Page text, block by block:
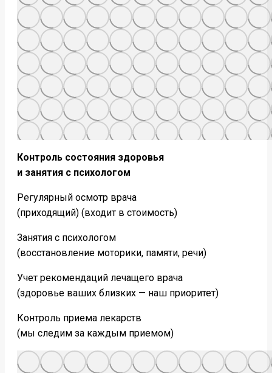
Контроль состояния здоровья
и занятия с психологом
Регулярный осмотр врача
(приходящий) (входит в стоимость)
Занятия с психологом
(восстановление моторики, памяти, речи)
Учет рекомендаций лечащего врача
(здоровье ваших близких — наш приоритет)
Контроль приема лекарств
(мы следим за каждым приемом)